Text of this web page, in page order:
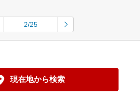
2/25
現在地から検索